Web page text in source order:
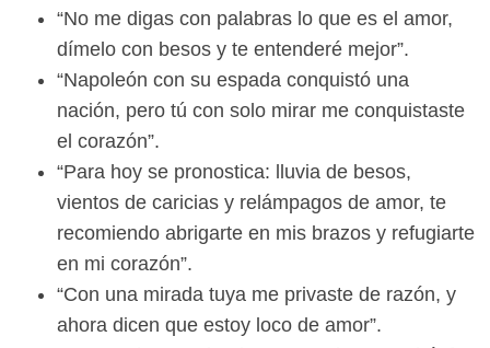
“No me digas con palabras lo que es el amor,
dímelo con besos y te entenderé mejor”.
“Napoleón con su espada conquistó una
nación, pero tú con solo mirar me conquistaste
el corazón”.
“Para hoy se pronostica: lluvia de besos,
vientos de caricias y relámpagos de amor, te
recomiendo abrigarte en mis brazos y refugiarte
en mi corazón”.
“Con una mirada tuya me privaste de razón, y
ahora dicen que estoy loco de amor”.